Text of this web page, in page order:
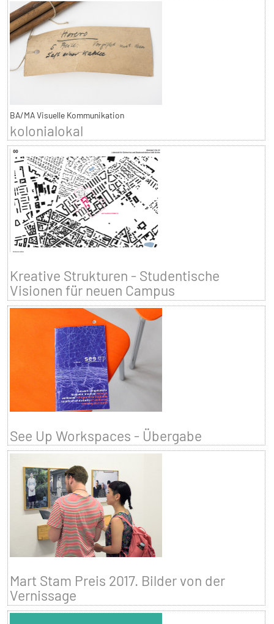
BA/MA Visuelle Kommunikation
kolonialokal
Kreative Strukturen - Studentische
Visionen für neuen Campus
See Up Workspaces - Übergabe
Mart Stam Preis 2017. Bilder von der
Vernissage